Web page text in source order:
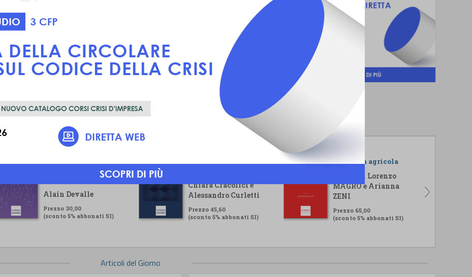
Reporting Standard
Alain Devalle
Prezzo 30,00
(sconto 5% abbonati SI)
Chiara Cracolici e
Alessandro Curletti
Prezzo 45,60
(sconto 5% abbonati SI)
L'impresa agricola
A cura di Lorenzo
MAGRO e Arianna
ZENI
Prezzo 65,00
(sconto 5% abbonati SI)
Articoli del Giorno